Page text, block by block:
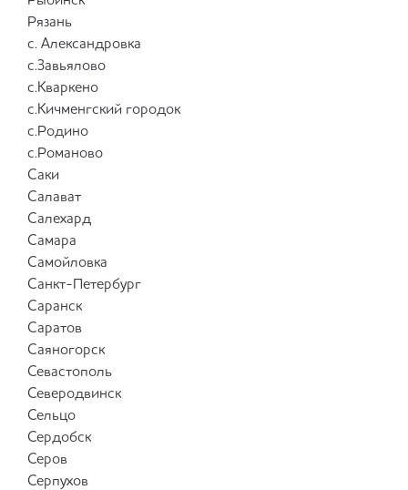
Рязань
с. Александровка
с.Завьялово
с.Кваркено
с.Кичменгский городок
с.Родино
с.Романово
Саки
Салават
Салехард
Самара
Самойловка
Санкт-Петербург
Саранск
Саратов
Саяногорск
Севастополь
Северодвинск
Сельцо
Сердобск
Серов
Серпухов